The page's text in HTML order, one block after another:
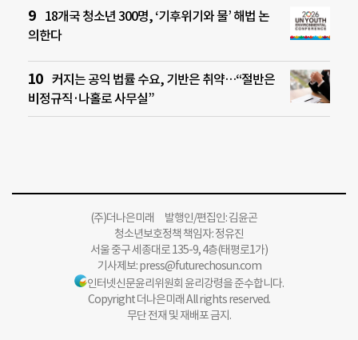
18개국 청소년 300명, ‘기후위기와 물’ 해법 논
의한다
커지는 공익 법률 수요, 기반은 취약…“절반은
비정규직·나홀로 사무실”
(주)더나은미래 발행인/편집인: 김윤곤
청소년보호정책 책임자: 정유진
서울 중구 세종대로 135-9, 4층(태평로1가)
기사제보:press@futurechosun.com
인터넷신문윤리위원회 윤리강령을 준수합니다.
Copyright 더나은미래 All rights reserved.
무단 전재 및 재배포 금지.